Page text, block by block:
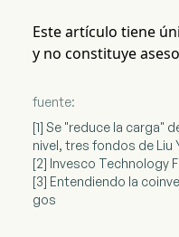
Este artículo tiene
y no constituye
fuente:
[1] Se "reduce la carga"
nivel, tres fondos de
[2] Invesco Technology
[3] Entendiendo la
gos